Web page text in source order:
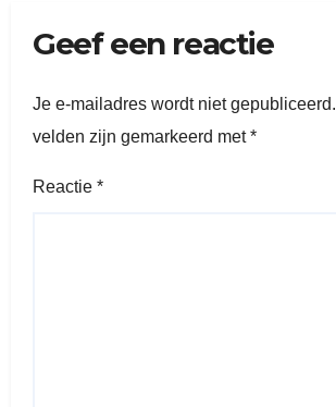
Geef een reactie
Je e-mailadres wordt niet gepubliceerd.
velden zijn gemarkeerd met*
Reactie *